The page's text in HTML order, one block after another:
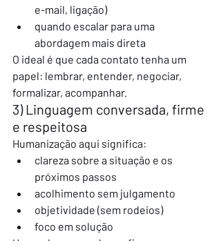
e-mail, ligação)
quando escalar para uma
abordagem mais direta
O ideal é que cada contato tenha um
papel: lembrar, entender, negociar,
formalizar, acompanhar.
3) Linguagem conversada, firme
e respeitosa
Humanização aqui significa:
clareza sobre a situação e os
próximos passos
acolhimento sem julgamento
objetividade (sem rodeios)
foco em solução